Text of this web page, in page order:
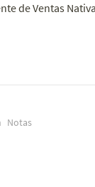
de Ventas
Notas